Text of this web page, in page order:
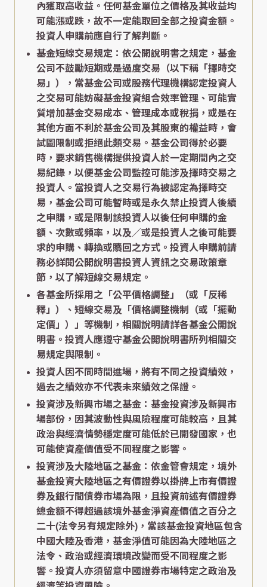
內獲取高收益。任何基金單位之價格及其收益均
可能漲或跌，故不一定能取回全部之投資金額。
投資人申購前應自行了解判斷。
基金短線交易規定：依公開說明書之規定，基金
公司不鼓勵短期或是過度交易（以下稱「擇時交
易」），當基金公司或股務代理機構認定投資人
之交易可能妨礙基金投資組合效率管理、可能實
質增加基金交易成本、管理成本或稅捐，或是在
其他方面不利於基金公司及其股東的權益時，會
試圖限制或拒絕此類交易。基金公司得於必要
時，要求銷售機構提供投資人於一定期間內之交
易紀錄，以便基金公司監控可能涉及擇時交易之
投資人。當投資人之交易行為被認定為擇時交
易，基金公司可能暫時或是永久禁止投資人後續
之申購，或是限制該投資人以後任何申購的金
額、次數或頻率，以及／或是投資人之後可能要
求的申購、轉換或贖回之方式。投資人申購前請
務必詳閱公開說明書投資人資訊之交易政策章
節，以了解短線交易規定。
各基金所採用之「公平價格調整」（或「反稀
釋」）、短線交易及「價格調整機制（或「擺動
定價」）」等機制，相關說明請詳各基金公開說
明書。投資人應遵守基金公開說明書所列相關交
易規定與限制。
投資人因不同時間進場，將有不同之投資績效，
過去之績效亦不代表未來績效之保證。
投資涉及新興市場之基金：基金投資涉及新興市
場部份，因其波動性與風險程度可能較高，且其
政治與經濟情勢穩定度可能低於已開發國家，也
可能使資產價值受不同程度之影響。
投資涉及大陸地區之基金：依金管會規定，境外
基金投資大陸地區之有價證券以掛牌上市有價證
券及銀行間債券市場為限，且投資前述有價證券
總金額不得超過該境外基金淨資產價值之百分之
二十(法令另有規定除外)，當該基金投資地區包含
中國大陸及香港，基金淨值可能因為大陸地區之
法令、政治或經濟環境改變而受不同程度之影
響。投資人亦須留意中國證券市場特定之政治及